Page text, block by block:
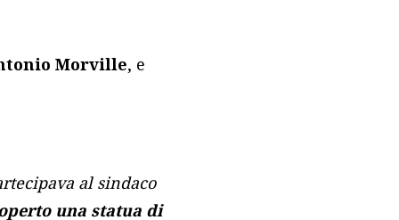
Morville, e
al sindaco
una statua di